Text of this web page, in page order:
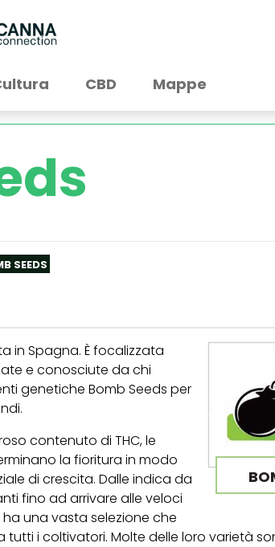
CBD Mappe
SEEDS
in Spagna. È focalizzata
e conosciute da chi
genetiche Bomb Seeds per
contenuto di THC, le
la fioritura in modo
di crescita. Dalle indica da
fino ad arrivare alle veloci
una vasta selezione che
i coltivatori. Molte delle loro varietà